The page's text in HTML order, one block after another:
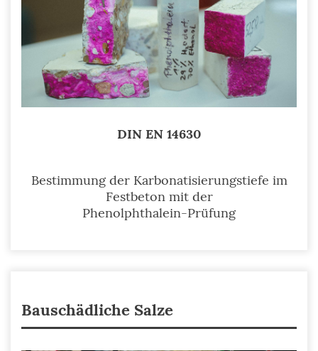
DIN EN 14630
Bestimmung der Karbonatisierungstiefe im
Festbeton mit der
Phenolphthalein-Prüfung
Bauschädliche Salze